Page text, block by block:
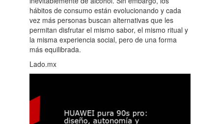
hábitos de consumo están evolucionando y cada
vez más personas buscan alternativas que les
permitan disfrutar el mismo sabor, el mismo ritual y
la misma experiencia social, pero de una forma
más equilibrada.
Lado.mx